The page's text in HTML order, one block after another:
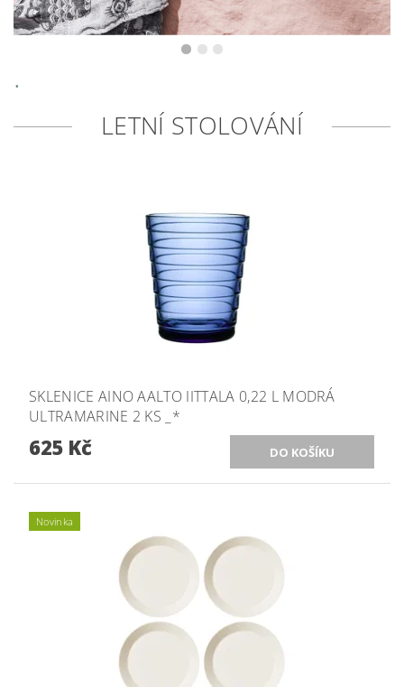
.
LETNÍ STOLOVÁNÍ
SKLENICE AINO AALTO IITTALA 0,22 L MODRÁ
ULTRAMARINE 2 KS _*
625 Kč
Novinka